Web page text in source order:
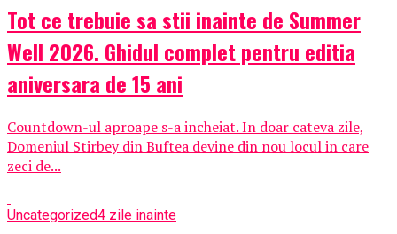
Tot ce trebuie sa stii inainte de Summer
Well 2026. Ghidul complet pentru editia
aniversara de 15 ani
Countdown-ul aproape s-a incheiat. In doar cateva zile,
Domeniul Stirbey din Buftea devine din nou locul in care
zeci de...
Uncategorized4 zile inainte